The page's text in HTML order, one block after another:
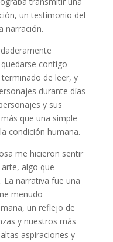
un testimonio del
narración.
contigo
de leer, y
durante días
y sus
que una simple
condición humana.
me hicieron sentir
algo que
La narrativa fue una
menudo
un reflejo de
y nuestros más
aspiraciones y